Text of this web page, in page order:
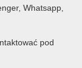
Whatsapp,
pod